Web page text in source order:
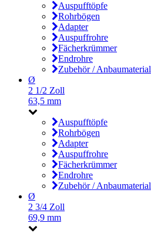
Auspufftöpfe
Rohrbögen
Adapter
Auspuffrohre
Fächerkrümmer
Endrohre
Zubehör / Anbaumaterial
Ø
2 1/2 Zoll
63,5 mm
Auspufftöpfe
Rohrbögen
Adapter
Auspuffrohre
Fächerkrümmer
Endrohre
Zubehör / Anbaumaterial
Ø
2 3/4 Zoll
69,9 mm